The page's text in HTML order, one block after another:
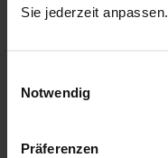
Sie jederzeit anpassen.
Notwendig
Präferenzen
White, H ...